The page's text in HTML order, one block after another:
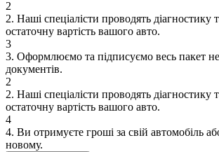
2
2. Наші спеціалісти проводять
остаточну вартість вашого авто.
3
3. Оформлюємо та підписуємо весь пакет
документів.
2
2. Наші спеціалісти проводять
остаточну вартість вашого авто.
4
4. Ви отримуєте гроші за свій автомобіль
новому.